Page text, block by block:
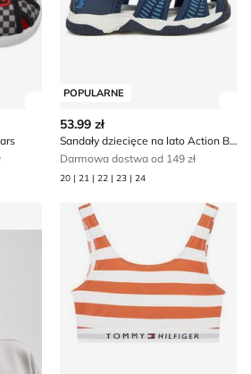
POPULARNE
53.99 zł
Sandały dziecięce na lato Action Boy
Darmowa dostwa od 149 zł
20 | 21 | 22 | 23 | 24
Strój kąpielowy na lato